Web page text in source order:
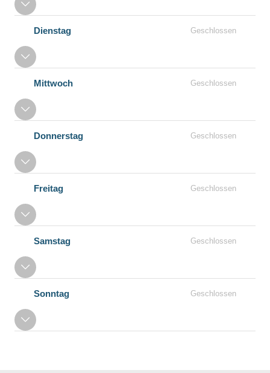
Dienstag Geschlossen
Mittwoch Geschlossen
Donnerstag Geschlossen
Freitag Geschlossen
Samstag Geschlossen
Sonntag Geschlossen